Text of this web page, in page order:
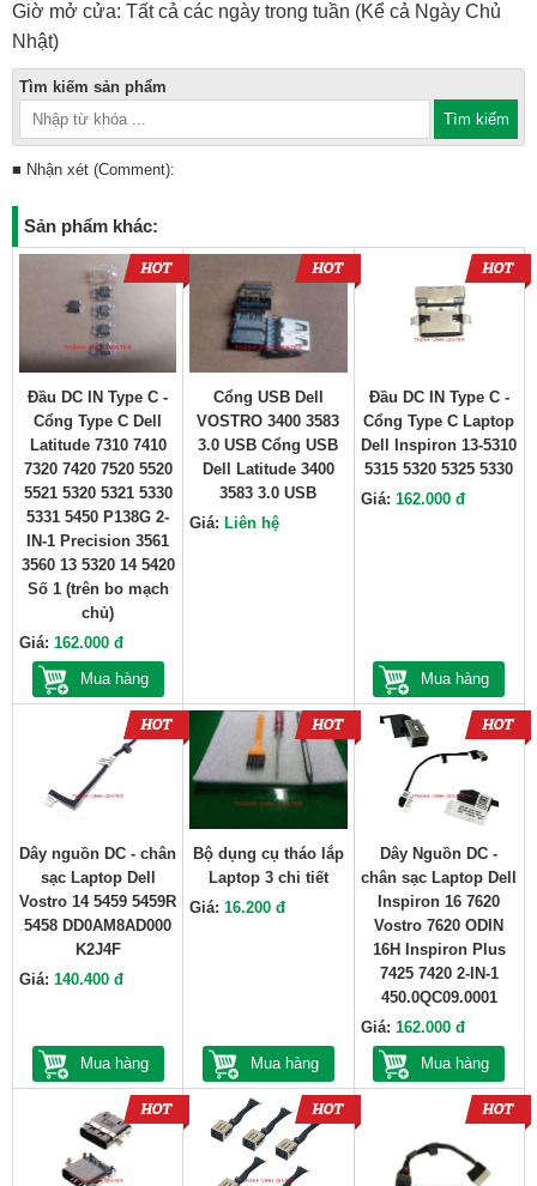
Giờ mở cửa: Tất cả các ngày trong tuần (Kể cả Ngày Chủ
Nhật)
Tìm kiếm sản phẩm
■ Nhận xét (Comment):
Sản phẩm khác:
Đầu DC IN Type C -
Cổng Type C Dell
Latitude 7310 7410
7320 7420 7520 5520
5521 5320 5321 5330
5331 5450 P138G 2-
IN-1 Precision 3561
3560 13 5320 14 5420
Số 1 (trên bo mạch
chủ)
Giá: 162.000 đ
Mua hàng
Cổng USB Dell
VOSTRO 3400 3583
3.0 USB Cổng USB
Dell Latitude 3400
3583 3.0 USB
Giá: Liên hệ
Đầu DC IN Type C -
Cổng Type C Laptop
Dell Inspiron 13-5310
5315 5320 5325 5330
Giá: 162.000 đ
Mua hàng
Dây nguồn DC - chân
sạc Laptop Dell
Vostro 14 5459 5459R
5458 DD0AM8AD000
K2J4F
Giá: 140.400 đ
Mua hàng
Bộ dụng cụ tháo lắp
Laptop 3 chi tiết
Giá:16.200 đ
Mua hàng
Dây Nguồn DC -
chân sạc Laptop Dell
Inspiron 16 7620
Vostro 7620 ODIN
16H Inspiron Plus
7425 7420 2-IN-1
450.0QC09.0001
Giá: 162.000 đ
Mua hàng